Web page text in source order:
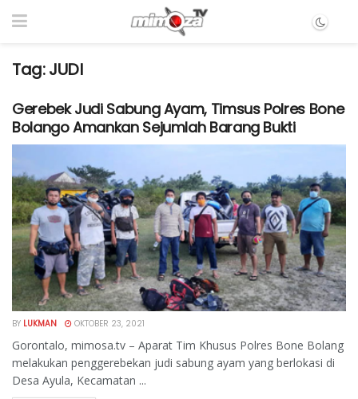
Tag:JUDI
Gerebek Judi Sabung Ayam, Timsus Polres Bone
Bolango Amankan Sejumlah Barang Bukti
BY LUKMAN OKTOBER 23, 2021
Gorontalo, mimosa.tv – Aparat Tim Khusus Polres Bone Bolang
melakukan penggerebekan judi sabung ayam yang berlokasi di
Desa Ayula, Kecamatan ...